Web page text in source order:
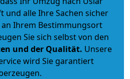
und alle Ihre Sachen sicher
Ihrem Bestimmungsort
Sie sich selbst von den
und der Qualität. Unsere
wird Sie garantiert